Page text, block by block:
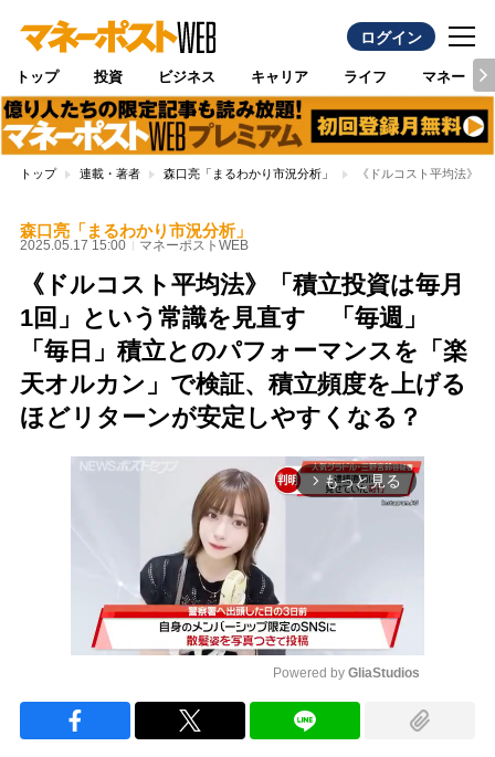
ログイン
トップ 投資 ビジネス キャリア ライフ マネー
トップ 連載・著者 森口亮「まるわかり市況分析」 《ドルコスト平均法》
森口亮「まるわかり市況分析」
2025.05.17 15:00 マネーポストWEB
《ドルコスト平均法》「積立投資は毎月
1回」という常識を見直す 「毎週」
「毎日」積立とのパフォーマンスを「楽
天オルカン」で検証、積立頻度を上げる
ほどリターンが安定しやすくなる？
arrow_forward_ios もっと見る
Powered by GliaStudios